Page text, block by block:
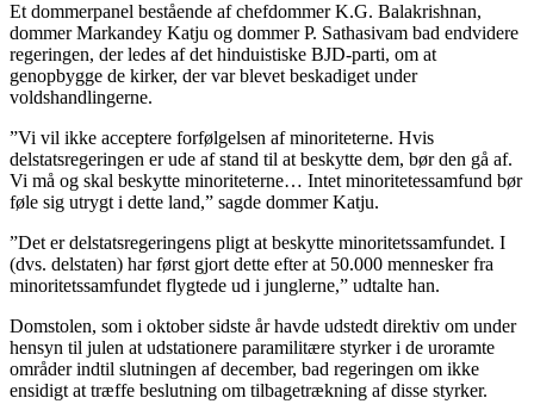
Et dommerpanel bestående af chefdommer K.G. Balakrishnan,
dommer Markandey Katju og dommer P. Sathasivam bad endvidere
regeringen, der ledes af det hinduistiske BJD-parti, om at
genopbygge de kirker, der var blevet beskadiget under
voldshandlingerne.
”Vi vil ikke acceptere forfølgelsen af minoriteterne. Hvis
delstatsregeringen er ude af stand til at beskytte dem, bør den gå af.
Vi må og skal beskytte minoriteterne… Intet minoritetessamfund bør
føle sig utrygt i dette land,” sagde dommer Katju.
”Det er delstatsregeringens pligt at beskytte minoritetssamfundet. I
(dvs. delstaten) har først gjort dette efter at 50.000 mennesker fra
minoritetssamfundet flygtede ud i junglerne,” udtalte han.
Domstolen, som i oktober sidste år havde udstedt direktiv om under
hensyn til julen at udstationere paramilitære styrker i de uroramte
områder indtil slutningen af december, bad regeringen om ikke
ensidigt at træffe beslutning om tilbagetrækning af disse styrker.